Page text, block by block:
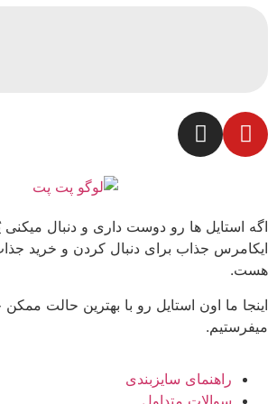
اگه استایل ها رو دوست داری و دنبال
ایکامرس جذاب برای دنبال کردن و خرید
هست.
اینجا ما اون استایل رو با بهترین حالت
میفرستیم.
راهنمای سایزبندی